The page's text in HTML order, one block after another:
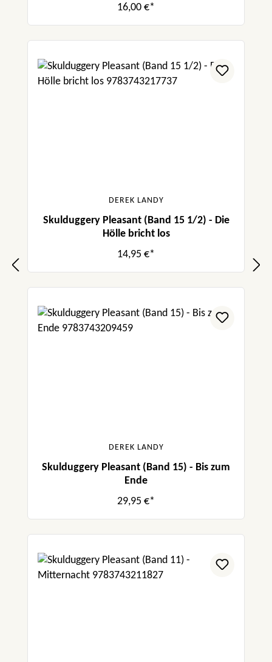
16,00 €*
DEREK LANDY
Skulduggery Pleasant (Band 15 1/2) - Die
Hölle bricht los
14,95 €*
DEREK LANDY
Skulduggery Pleasant (Band 15) - Bis zum
Ende
29,95 €*